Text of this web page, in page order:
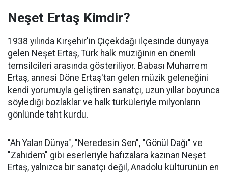
Neşet Ertaş Kimdir?
1938 yılında Kırşehir'in Çiçekdağı ilçesinde dünyaya
gelen Neşet Ertaş, Türk halk müziğinin en önemli
temsilcileri arasında gösteriliyor. Babası Muharrem
Ertaş, annesi Döne Ertaş'tan gelen müzik geleneğini
kendi yorumuyla geliştiren sanatçı, uzun yıllar boyunca
söylediği bozlaklar ve halk türküleriyle milyonların
gönlünde taht kurdu.
"Ah Yalan Dünya", "Neredesin Sen", "Gönül Dağı" ve
"Zahidem" gibi eserleriyle hafızalara kazınan Neşet
Ertaş, yalnızca bir sanatçı değil, Anadolu kültürünün en